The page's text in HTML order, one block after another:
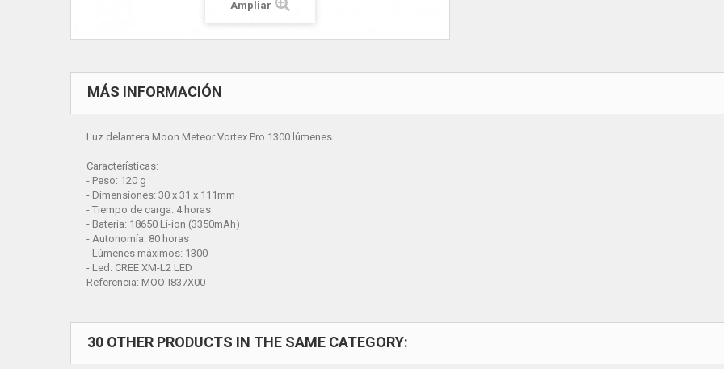
Ampliar
MÁS INFORMACIÓN
Luz delantera Moon Meteor Vortex Pro 1300 lúmenes.
Características:
- Peso: 120 g
- Dimensiones: 30 x 31 x 111mm
- Tiempo de carga: 4 horas
- Batería: 18650 Li-ion (3350mAh)
- Autonomía: 80 horas
- Lúmenes máximos: 1300
- Led: CREE XM-L2 LED
Referencia: MOO-I837X00
30 OTHER PRODUCTS IN THE SAME CATEGORY: